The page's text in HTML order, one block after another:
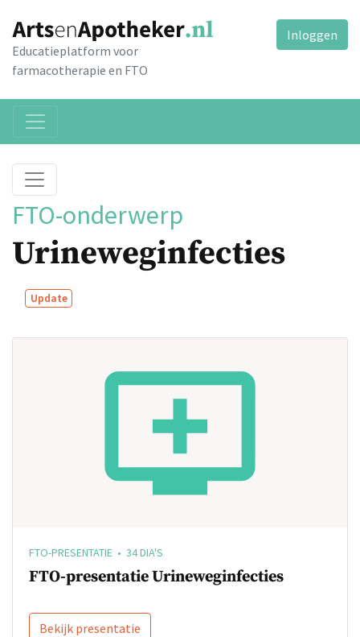
Educatieplatform voor
farmacotherapie en FTO
Inloggen
FTO-onderwerp
Urineweginfecties
Update
FTO-PRESENTATIE • 34 DIA'S
FTO-presentatie Urineweginfecties
Bekijk presentatie